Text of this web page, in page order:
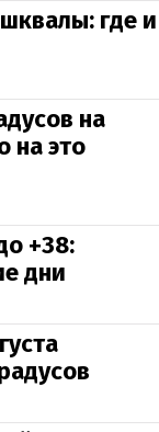
где и
на
на это
+38:
дни